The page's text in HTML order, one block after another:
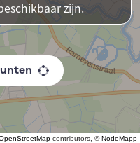
contributors, ©NodeMapp
zijn.